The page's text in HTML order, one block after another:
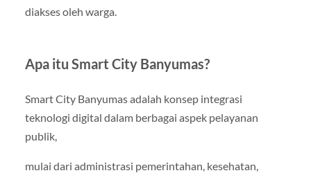
diakses oleh warga.
Apa itu Smart City Banyumas?
Smart City Banyumas adalah konsep integrasi
teknologi digital dalam berbagai aspek pelayanan
publik,
mulai dari administrasi pemerintahan, kesehatan,